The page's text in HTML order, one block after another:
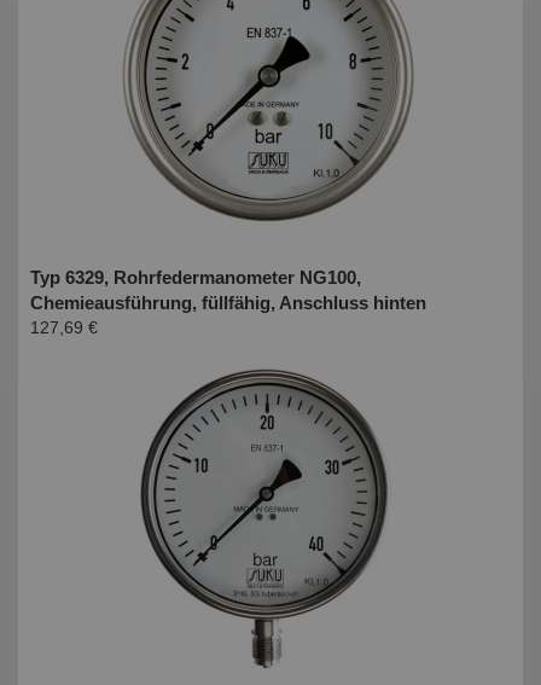
Typ 6329, Rohrfedermanometer NG100,
Chemieausführung, füllfähig, Anschluss hinten
127,69 €